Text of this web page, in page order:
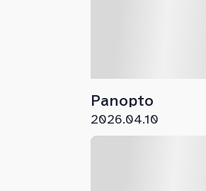
Panopto
2026.04.10